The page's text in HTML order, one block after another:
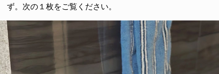
ず。次の１枚をご覧ください。